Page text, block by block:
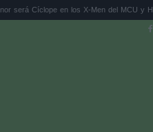
en los X-Men del MCU y Hea...